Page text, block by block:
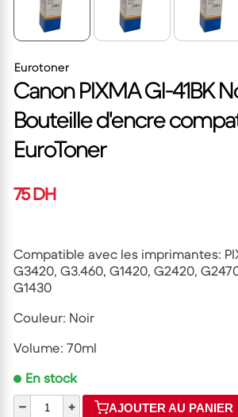
Eurotoner
Canon PIXMA Gl-41BK
Bouteille d'encre
EuroToner
75 DH
Compatible avec les imprimantes:
G3420, G3.460, G1420, G2420,
G1430
Couleur: Noir
Volume: 70ml
En stock
–
+ AJOUTER AU PANIER